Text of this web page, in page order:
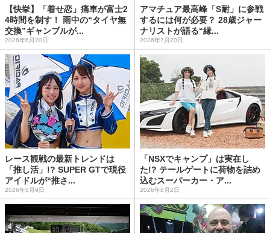
【快挙】「着せ恋」痛車が富士2
4時間を制す！ 雨中の“タイヤ無
交換”ギャンブルが...
2026年6月20日
アマチュア最高峰「S耐」に参戦
するには何が必要？ 28歳ジャー
ナリストが語る“縁...
2026年7月20日
レース観戦の最新トレンドは
「推し活」!? SUPER GTで現役
アイドルが“推さ...
2026年5月9日
「NSXでキャンプ」は実在し
た!? テールゲートに荷物を詰め
込むスーパーカー・ア...
2026年8月2日